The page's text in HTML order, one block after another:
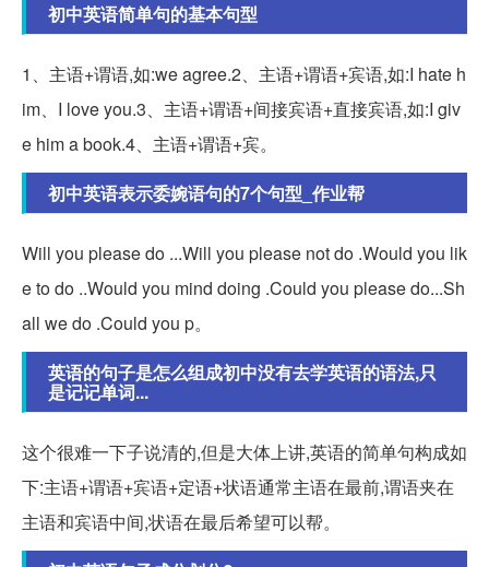
初中英语简单句的基本句型
1、主语+谓语,如:we agree.2、主语+谓语+宾语,如:I hate h
im、I love you.3、主语+谓语+间接宾语+直接宾语,如:I giv
e him a book.4、主语+谓语+宾。
初中英语表示委婉语句的7个句型_作业帮
Will you please do ...Will you please not do .Would you lik
e to do ..Would you mind doing .Could you please do...Sh
all we do .Could you p。
英语的句子是怎么组成初中没有去学英语的语法,只
是记记单词...
这个很难一下子说清的,但是大体上讲,英语的简单句构成如
下:主语+谓语+宾语+定语+状语通常主语在最前,谓语夹在
主语和宾语中间,状语在最后希望可以帮。